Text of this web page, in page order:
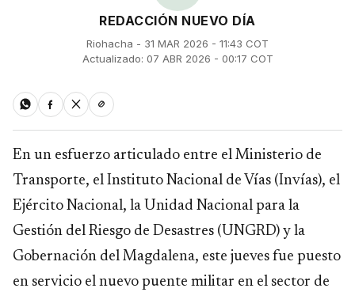
REDACCIÓN NUEVO DÍA
Riohacha - 31 MAR 2026 - 11:43 COT
Actualizado: 07 ABR 2026 - 00:17 COT
En un esfuerzo articulado entre el Ministerio de
Transporte, el Instituto Nacional de Vías (Invías), el
Ejército Nacional, la Unidad Nacional para la
Gestión del Riesgo de Desastres (UNGRD) y la
Gobernación del Magdalena, este jueves fue puesto
en servicio el nuevo puente militar en el sector de